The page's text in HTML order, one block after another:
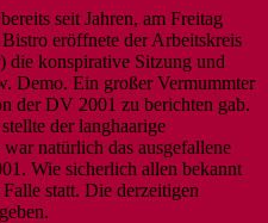
seit Jahren, am Freitag
eröffnete der Arbeitskreis
die konspirative Sitzung und
Demo. Ein großer Vermummter
der DV 2001 zu berichten gab.
der langhaarige
natürlich das ausgefallene
Wie sicherlich allen bekannt
statt. Die derzeitigen